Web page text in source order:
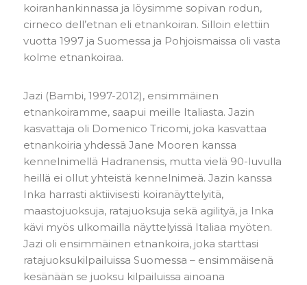
koiranhankinnassa ja löysimme sopivan rodun,
cirneco dell’etnan eli etnankoiran. Silloin elettiin
vuotta 1997 ja Suomessa ja Pohjoismaissa oli vasta
kolme etnankoiraa.
Jazi (Bambi, 1997-2012), ensimmäinen
etnankoiramme, saapui meille Italiasta. Jazin
kasvattaja oli Domenico Tricomi, joka kasvattaa
etnankoiria yhdessä Jane Mooren kanssa
kennelnimellä Hadranensis, mutta vielä 90-luvulla
heillä ei ollut yhteistä kennelnimeä. Jazin kanssa
Inka harrasti aktiivisesti koiranäyttelyitä,
maastojuoksuja, ratajuoksuja sekä agilityä, ja Inka
kävi myös ulkomailla näyttelyissä Italiaa myöten.
Jazi oli ensimmäinen etnankoira, joka starttasi
ratajuoksukilpailuissa Suomessa – ensimmäisenä
kesänään se juoksu kilpailuissa ainoana